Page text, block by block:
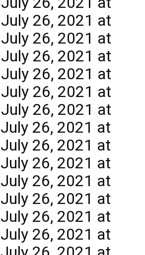
26, 2021 at
26, 2021 at
26, 2021 at
26, 2021 at
26, 2021 at
26, 2021 at
26, 2021 at
26, 2021 at
26, 2021 at
26, 2021 at
26, 2021 at
26, 2021 at
26, 2021 at